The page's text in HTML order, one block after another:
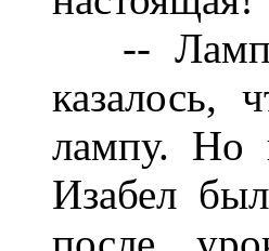
-- Лампа
казалось,
лампу. Но
Изабел